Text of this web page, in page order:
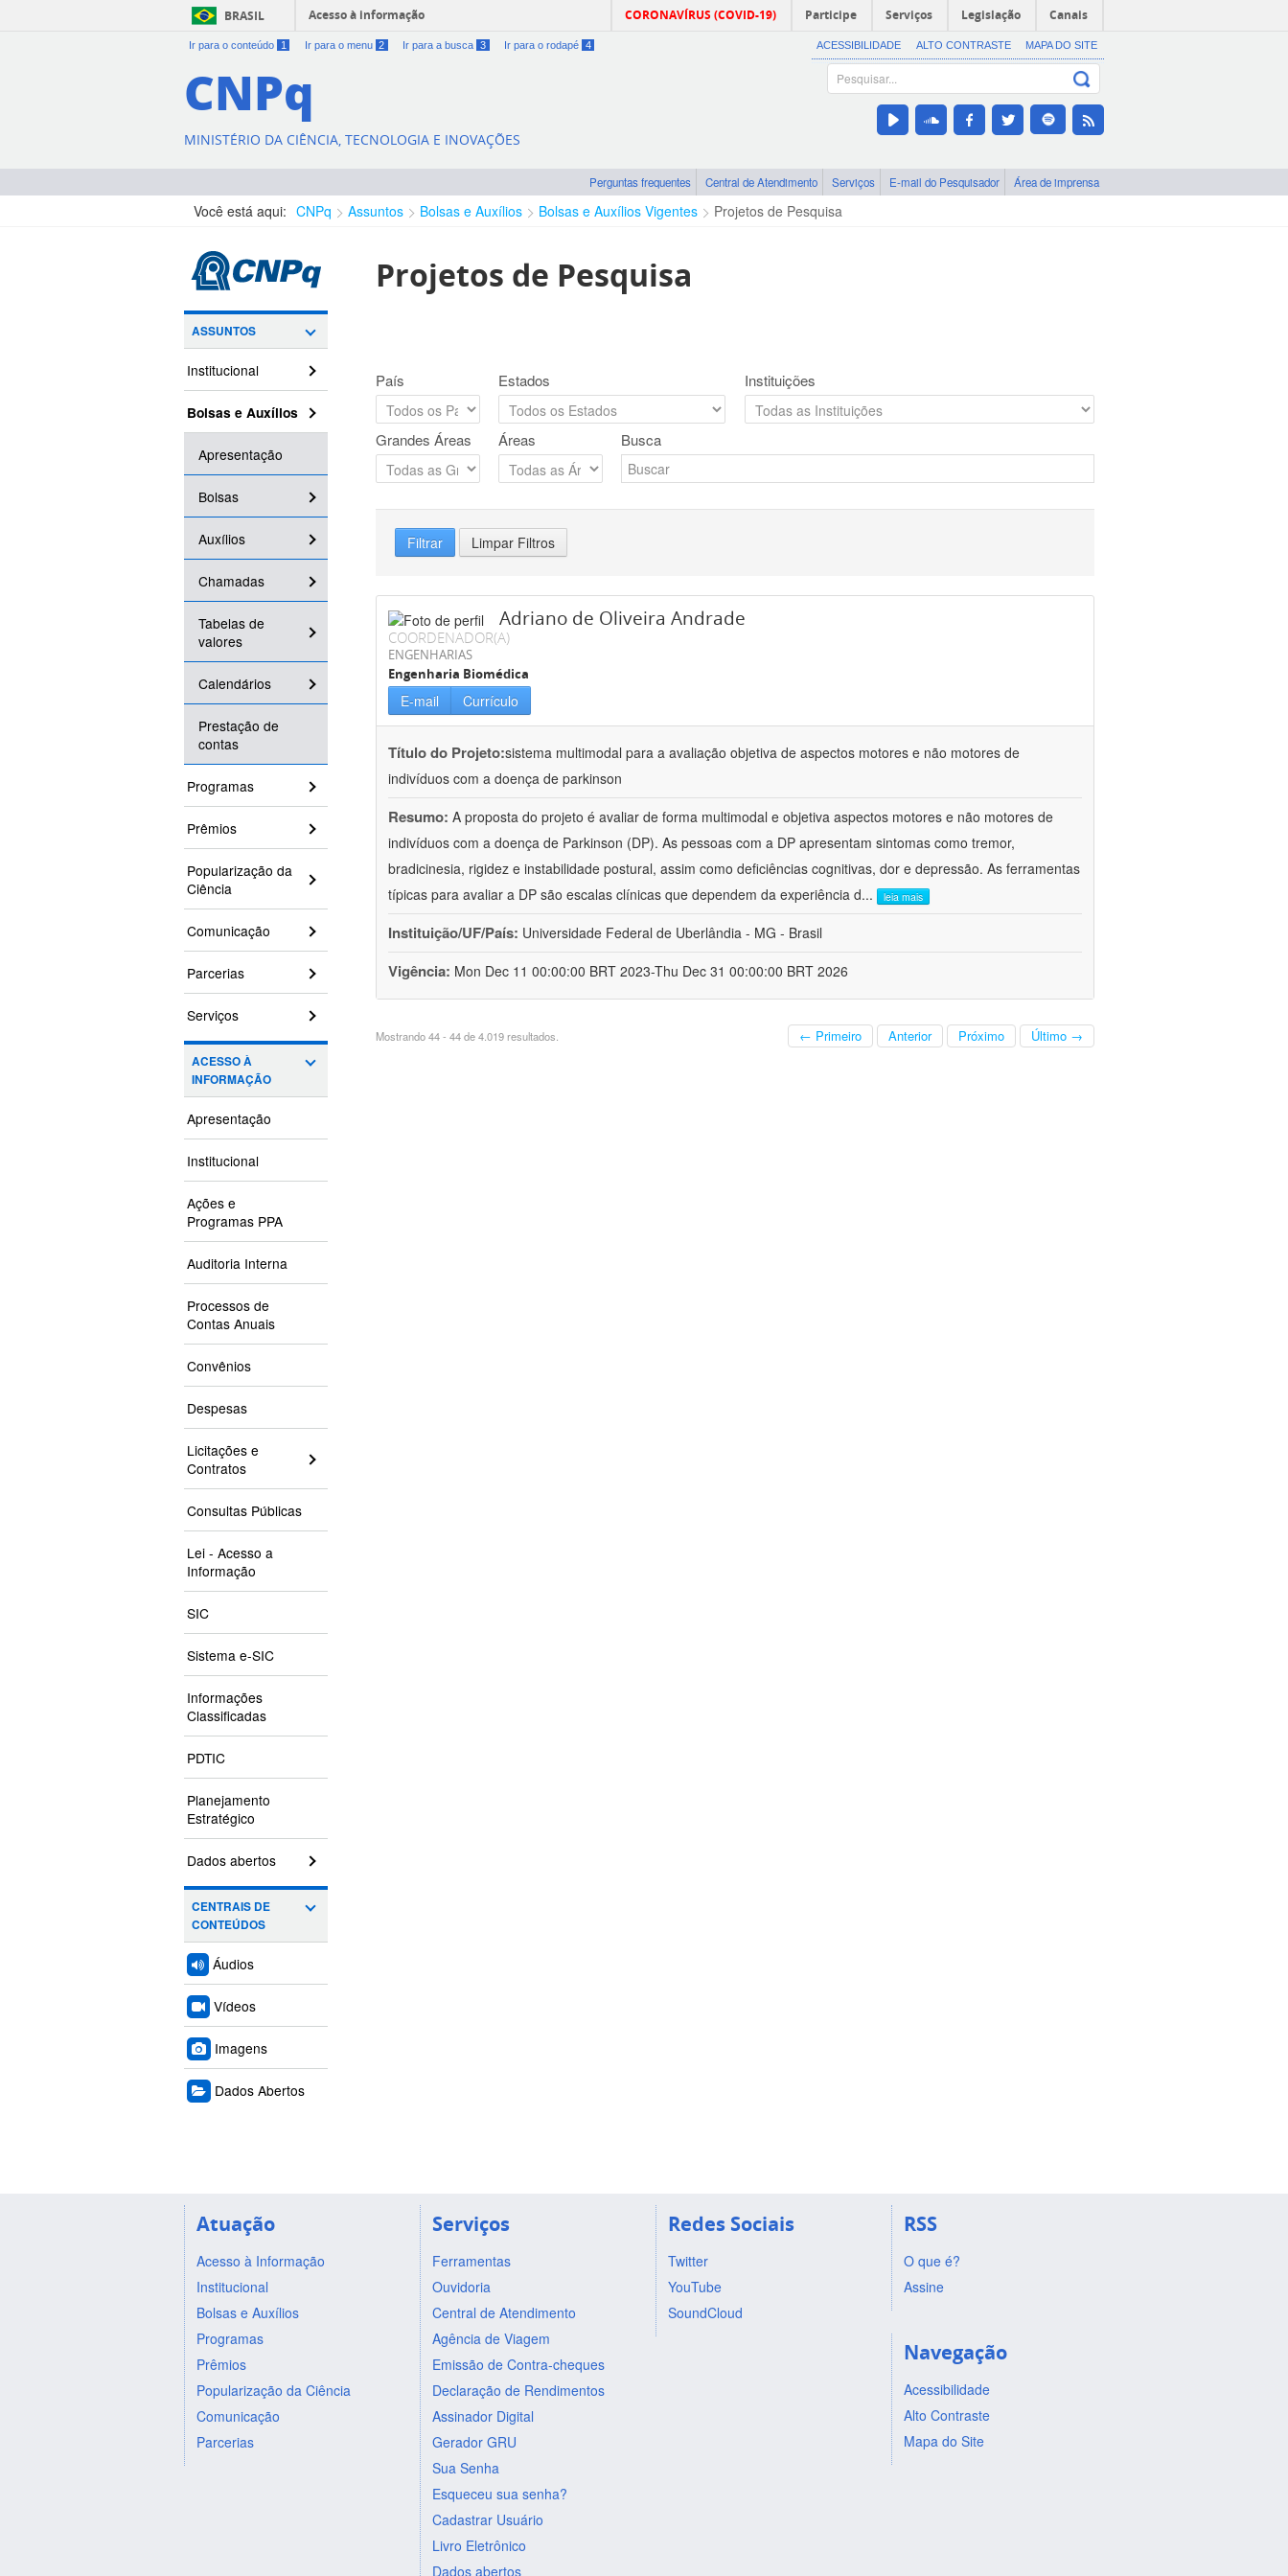
BRASIL Acesso à informação CORONAVÍRUS (COVID-19) Participe Serviços Legislação Canais
Ir para o conteúdo 1 Ir para o menu 2 Ir para a busca 3 Ir para o rodapé 4 ACESSIBILIDADE ALTO CONTRASTE MAPA DO SITE
CNPq
MINISTÉRIO DA CIÊNCIA, TECNOLOGIA E INOVAÇÕES
Perguntas frequentes Central de Atendimento Serviços E-mail do Pesquisador Área de imprensa
Você está aqui: CNPq Assuntos Bolsas e Auxílios Bolsas e Auxílios Vigentes Projetos de Pesquisa
ASSUNTOS
Institucional
Bolsas e Auxílios
Apresentação
Bolsas
Auxílios
Chamadas
Tabelas de
valores
Calendários
Prestação de
contas
Programas
Prêmios
Popularização da
Ciência
Comunicação
Parcerias
Serviços
ACESSO À
INFORMAÇÃO
Apresentação
Institucional
Ações e
Programas PPA
Auditoria Interna
Processos de
Contas Anuais
Convênios
Despesas
Licitações e
Contratos
Consultas Públicas
Lei - Acesso a
Informação
SIC
Sistema e-SIC
Informações
Classificadas
PDTIC
Planejamento
Estratégico
Dados abertos
CENTRAIS DE
CONTEÚDOS
Áudios
Vídeos
Imagens
Dados Abertos
Projetos de Pesquisa
País Estados Instituições
Grandes Áreas Áreas Busca
Filtrar Limpar Filtros
Adriano de Oliveira Andrade
COORDENADOR(A)
ENGENHARIAS
Engenharia Biomédica
E-mail Currículo
Título do Projeto:sistema multimodal para a avaliação objetiva de aspectos motores e não motores de
indivíduos com a doença de parkinson
Resumo: A proposta do projeto é avaliar de forma multimodal e objetiva aspectos motores e não motores de
indivíduos com a doença de Parkinson (DP). As pessoas com a DP apresentam sintomas como tremor,
bradicinesia, rigidez e instabilidade postural, assim como deficiências cognitivas, dor e depressão. As ferramentas
típicas para avaliar a DP são escalas clínicas que dependem da experiência d... leia mais
Instituição/UF/País: Universidade Federal de Uberlândia - MG - Brasil
Vigência: Mon Dec 11 00:00:00 BRT 2023-Thu Dec 31 00:00:00 BRT 2026
Mostrando 44 - 44 de 4.019 resultados. ← Primeiro Anterior Próximo Último →
Atuação
Acesso à Informação
Institucional
Bolsas e Auxílios
Programas
Prêmios
Popularização da Ciência
Comunicação
Parcerias
Serviços
Ferramentas
Ouvidoria
Central de Atendimento
Agência de Viagem
Emissão de Contra-cheques
Declaração de Rendimentos
Assinador Digital
Gerador GRU
Sua Senha
Esqueceu sua senha?
Cadastrar Usuário
Livro Eletrônico
Dados abertos
Redes Sociais
Twitter
YouTube
SoundCloud
RSS
O que é?
Assine
Navegação
Acessibilidade
Alto Contraste
Mapa do Site